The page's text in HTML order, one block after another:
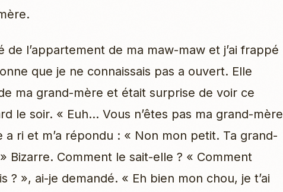
de l’appartement de ma maw-maw et j’ai frappé
que je ne connaissais pas a ouvert. Elle
ma grand-mère et était surprise de voir ce
le soir. « Euh… Vous n’êtes pas ma grand-mère
a ri et m’a répondu : « Non mon petit. Ta grand-
Bizarre. Comment le sait-elle ? « Comment
? », ai-je demandé. « Eh bien mon chou, je t’ai